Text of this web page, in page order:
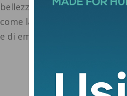
bellezza delle arie
come la cultura sappia
e di emozione”.